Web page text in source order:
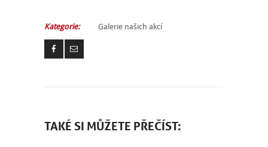
Kategorie: Galerie našich akcí
TAKÉ SI MŮŽETE PŘEČÍST: